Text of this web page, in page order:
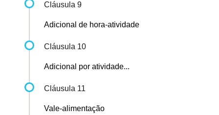
Cláusula 9
Adicional de hora-atividade
Cláusula 10
Adicional por atividade...
Cláusula 11
Vale-alimentação